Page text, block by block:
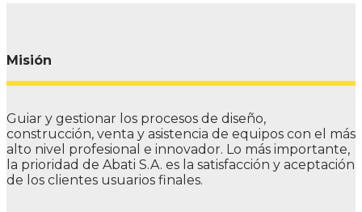
Misión
Guiar y gestionar los procesos de diseño,
construcción, venta y asistencia de equipos con el más
alto nivel profesional e innovador. Lo más importante,
la prioridad de Abati S.A. es la satisfacción y aceptación
de los clientes usuarios finales.